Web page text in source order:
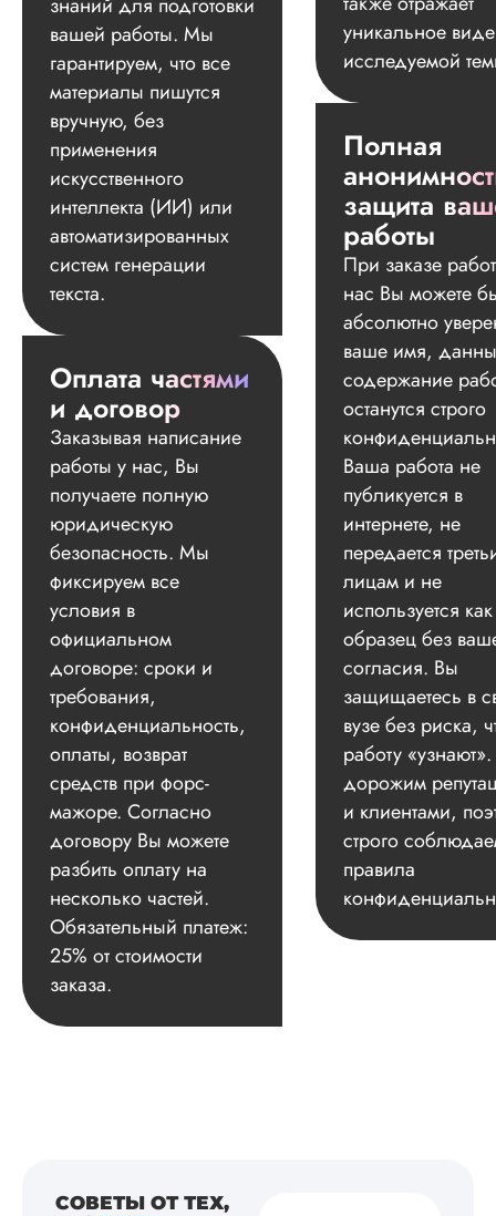
вашей работы. Мы
гарантируем, что все
материалы пишутся
вручную, без
применения
искусственного
интеллекта (ИИ) или
автоматизированных
систем генерации
текста.
Оплата частями
и договор
Заказывая написание
работы у нас, Вы
получаете полную
юридическую
безопасность. Мы
фиксируем все
условия в
официальном
договоре: сроки и
требования,
конфиденциальность,
оплаты, возврат
средств при форс-
мажоре. Согласно
договору Вы можете
разбить оплату на
несколько частей.
Обязательный платеж:
25% от стоимости
заказа.
уникальное
исследуемой
Полная
защита
работы
При заказе
нас Вы можете
абсолютно
ваше имя,
содержание
останутся строго
Ваша работа не
публикуется в
интернете, не
передается
лицам и не
используется как
образец без
согласия. Вы
защищаетесь в
вузе без риска,
работу
дорожим
и клиентами,
строго
правила
СОВЕТЫ ОТ ТЕХ,